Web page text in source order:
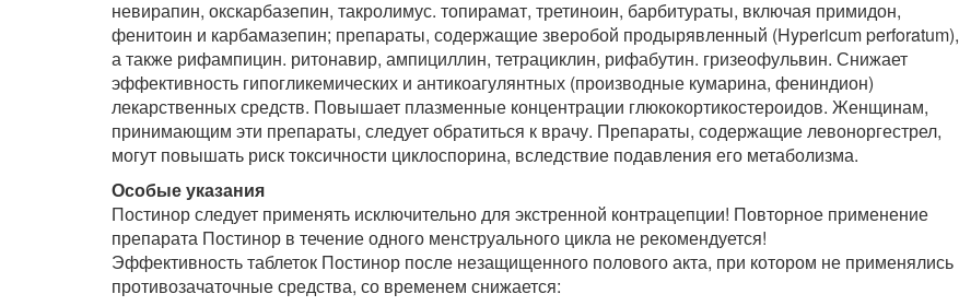
невирапин, окскарбазепин, такролимус. топирамат, третиноин, барбитураты, включая примидон,
фенитоин и карбамазепин; препараты, содержащие зверобой продырявленный (Hypericum perforatum),
а также рифампицин. ритонавир, ампициллин, тетрациклин, рифабутин. гризеофульвин. Снижает
эффективность гипогликемических и антикоагулянтных (производные кумарина, фениндион)
лекарственных средств. Повышает плазменные концентрации глюкокортикостероидов. Женщинам,
принимающим эти препараты, следует обратиться к врачу. Препараты, содержащие левоноргестрел,
могут повышать риск токсичности циклоспорина, вследствие подавления его метаболизма.
Особые указания
Постинор следует применять исключительно для экстренной контрацепции! Повторное применение
препарата Постинор в течение одного менструального цикла не рекомендуется!
Эффективность таблеток Постинор после незащищенного полового акта, при котором не применялись
противозачаточные средства, со временем снижается: